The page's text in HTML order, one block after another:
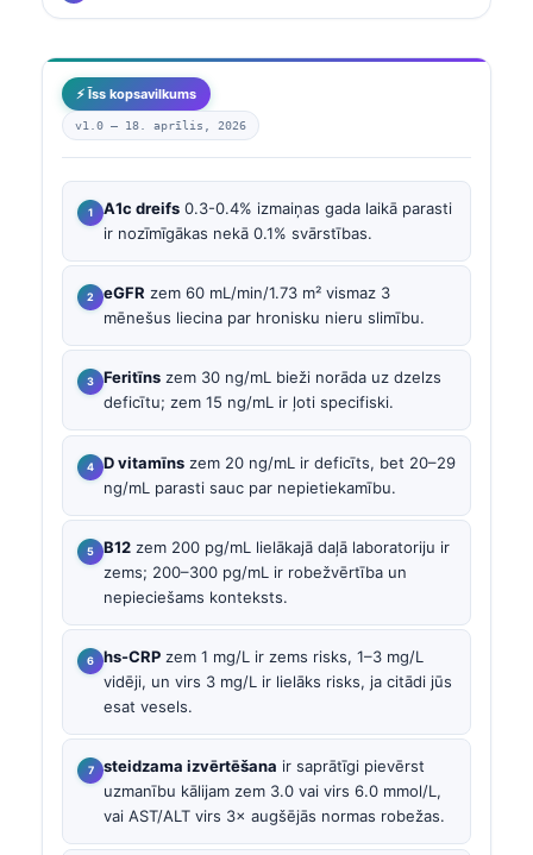
⚡ Īss kopsavilkums
v1.0 — 18. aprīlis, 2026
A1c dreifs 0.3-0.4% izmaiņas gada laikā parasti
ir nozīmīgākas nekā 0.1% svārstības.
eGFR zem 60 mL/min/1.73 m² vismaz 3
mēnešus liecina par hronisku nieru slimību.
Feritīns zem 30 ng/mL bieži norāda uz dzelzs
deficītu; zem 15 ng/mL ir ļoti specifiski.
D vitamīns zem 20 ng/mL ir deficīts, bet 20–29
ng/mL parasti sauc par nepietiekamību.
B12 zem 200 pg/mL lielākajā daļā laboratoriju ir
zems; 200–300 pg/mL ir robežvērtība un
nepieciešams konteksts.
hs-CRP zem 1 mg/L ir zems risks, 1–3 mg/L
vidēji, un virs 3 mg/L ir lielāks risks, ja citādi jūs
esat vesels.
steidzama izvērtēšana ir saprātīgi pievērst
uzmanību kālijam zem 3.0 vai virs 6.0 mmol/L,
vai AST/ALT virs 3× augšējās normas robežas.